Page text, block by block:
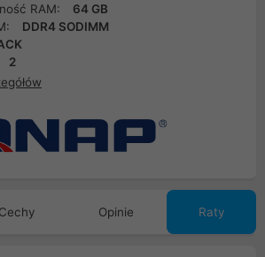
RAM:
64 GB
DDR4 SODIMM
2
Cechy Opinie Raty